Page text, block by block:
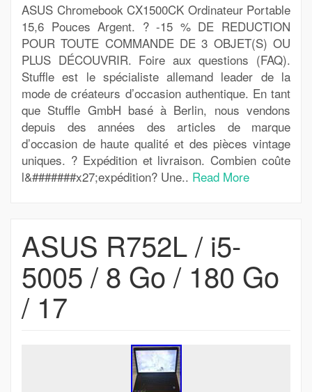
ASUS Chromebook CX1500CK Ordinateur Portable
15,6 Pouces Argent. ? -15 % DE REDUCTION
POUR TOUTE COMMANDE DE 3 OBJET(S) OU
PLUS DÉCOUVRIR. Foire aux questions (FAQ).
Stuffle est le spécialiste allemand leader de la
mode de créateurs d’occasion authentique. En tant
que Stuffle GmbH basé à Berlin, nous vendons
depuis des années des articles de marque
d’occasion de haute qualité et des pièces vintage
uniques. ? Expédition et livraison. Combien coûte
l&#######x27;expédition? Une.. Read More
ASUS R752L / i5-
5005 / 8 Go / 180 Go
/ 17